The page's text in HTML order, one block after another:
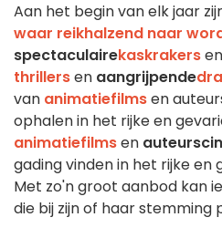
Aan het begin van elk jaar
waar reikhalzend naar
spectaculairekaskrakersen
thrillersen aangrijpende
van animatiefilmsen
ophalen in het rijke en
animatiefilmsen
gading vinden in het rijke en
Met zo'n groot aanbod kan
die bij zijn of haar stemming